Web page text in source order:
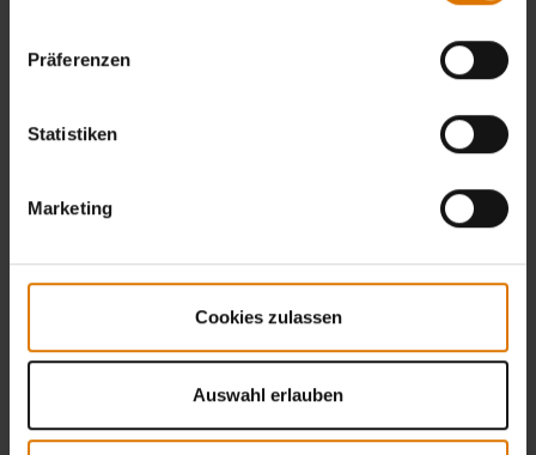
Präferenzen
Statistiken
Marketing
Cookies zulassen
Auswahl erlauben
E/S-310 GBS / E-410
(18.21 MB)
Benutzerhandbuch
/ E-340 GBS / E-440
GBS / E-640 GBS / S-
240 GBS / S-340 GBS /
(13.74 MB)
DOWNLOAD